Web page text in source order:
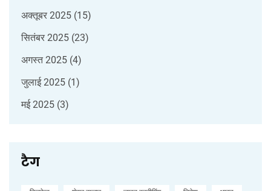
अक्तूबर 2025 (15)
सितंबर 2025 (23)
अगस्त 2025 (4)
जुलाई 2025 (1)
मई 2025 (3)
टैग